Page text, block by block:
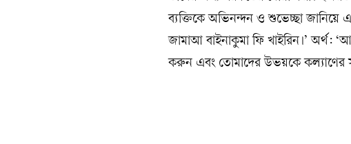
ব্যক্তিকে অভিনন্দন ও শুভেচ্ছা জানিয়ে
জামাআ বাইনাকুমা ফি খাইরিন।’ অর্থ:
করুন এবং তোমাদের উভয়কে কল্যাণের